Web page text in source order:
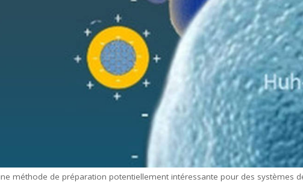
méthode de préparation potentiellement intéressante pour des systèmes